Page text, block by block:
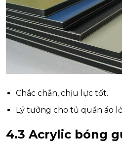
Chắc chắn, chịu lực tốt.
Lý tưởng cho tủ quần áo
4.3 Acrylic bóng